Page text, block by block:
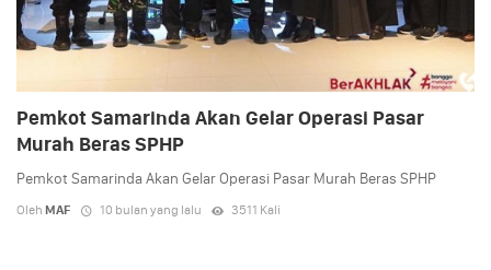
Pemkot Samarinda Akan Gelar Operasi Pasar
Murah Beras SPHP
Pemkot Samarinda Akan Gelar Operasi Pasar Murah Beras SPHP
Oleh MAF 10 bulan yang lalu 3511 Kali